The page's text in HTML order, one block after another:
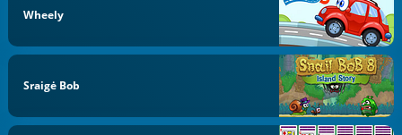
Wheely
Sraigė Bob